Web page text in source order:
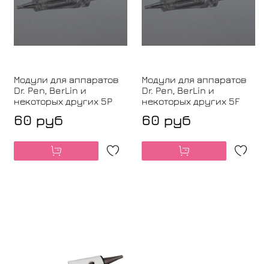
Модули для аппаратов
Dr. Pen, BerLin и
некоторых других 5P
60 руб
Модули для аппаратов
Dr. Pen, BerLin и
некоторых других 5F
60 руб